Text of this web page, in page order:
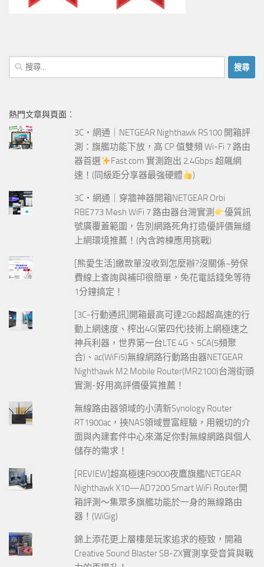
搜
尋
字:
熱門文章與頁面︰
3C‧網通｜NETGEAR Nighthawk RS100 開箱評
測：旗艦功能下放，高 CP 值雙頻 Wi-Fi 7 路由
器首選
Fast.com 實測跑出 2.4Gbps 超飆網
速！(同級距分享器最強硬體
)
3C‧網通｜穿牆神器開箱NETGEAR Orbi
RBE773 Mesh WiFi 7 路由器台灣實測
優質訊
號廣覆蓋範圍，告別網路死角打造優評價無縫
上網環境推薦！(內含跨棟應用挑戰)
[熊愛生活]繳款單沒收到怎麼辦?沒關係~勞保
費線上查詢與補印很簡單，免花電話錢免等待
1分鐘搞定！
[3C-行動通訊]開箱最高可達2Gb超超高速的行
動上網速度、榨出4G(第四代)技術上網極速之
神兵利器，世界第一台LTE 4G、5CA(5頻聚
合)、ac(WiFi5)無線網路行動路由器NETGEAR
Nighthawk M2 Mobile Router(MR2100)台灣街頭
實測-好用高評價優質推薦！
無線路由器領域的小清新Synology Router
RT1900ac，挾NAS領域豐富經驗，用親切的介
面與內建套件中心來滿足你對無線網路與個人
儲存的需求！
[REVIEW]超高極速R9000夜鷹旗艦NETGEAR
Nighthawk X10—AD7200 Smart WiFi Router開
箱評測～集眾多旗艦功能於一身的無線路由
器！(WiGig)
錦上添花更上層樓是玩家追求的極致，開箱
Creative Sound Blaster SB-ZX實測享受音質與戰